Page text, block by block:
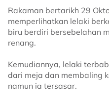
Rakaman bertarikh 29
memperlihatkan lelaki
biru berdiri bersebelahan
renang.
Kemudiannya, lelaki
dari meja dan membaling
namun ia tersasar.